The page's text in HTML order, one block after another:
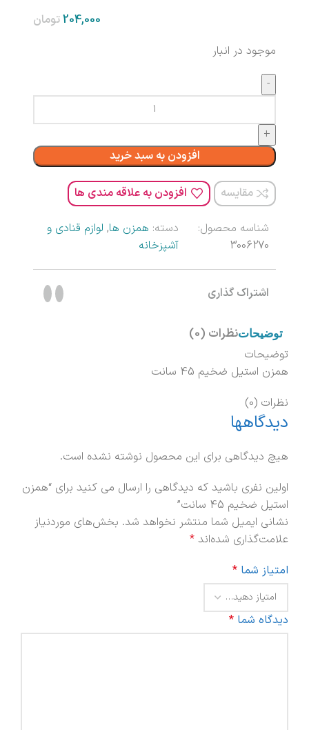
تومان
موجود در انبار
افزودن به سبد خرید
مقایسه افزودن به علاقه مندی ها
شناسه محصول:
3006270
دسته: همزن ها, لوازم قنادی و
آشپزخانه
اشتراک گذاری
توضیحاتنظرات (0)
توضیحات
همزن استیل ضخیم 45 سانت
نظرات (0)
دیدگاهها
هیچ دیدگاهی برای این محصول نوشته نشده است.
اولین نفری باشید که دیدگاهی را ارسال می کنید برای “همزن
استیل ضخیم 45 سانت”
نشانی ایمیل شما منتشر نخواهد شد. بخش‌های موردنیاز
علامت‌گذاری شده‌اند *
امتیاز شما *
دیدگاه شما *